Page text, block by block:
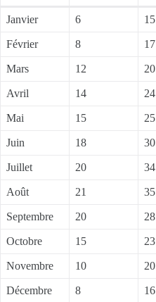
Janvier 6 15
Février 8 17
Mars 12 20
Avril 14 24
Mai 15 25
Juin 18 30
Juillet 20 34
Août 21 35
Septembre 20 28
Octobre 15 23
Novembre 10 20
Décembre 8 16